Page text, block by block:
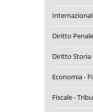
Diritto Penale
Diritto Storia
Economia -
Fiscale -